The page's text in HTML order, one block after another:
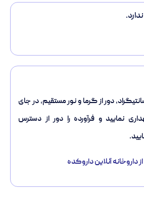
30 درجه سانتیگراد، دور از گرما و نور مستقیم، در جای
و فرآورده را دور از دسترس
داروخانه آنلاین داروکده